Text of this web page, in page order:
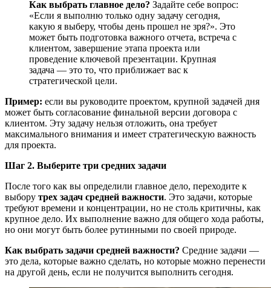
Как выбрать главное дело? Задайте себе вопрос:
«Если я выполню только одну задачу сегодня,
какую я выберу, чтобы день прошел не зря?». Это
может быть подготовка важного отчета, встреча с
клиентом, завершение этапа проекта или
проведение ключевой презентации. Крупная
задача — это то, что приближает вас к
стратегической цели.
Пример: если вы руководите проектом, крупной задачей дня
может быть согласование финальной версии договора с
клиентом. Эту задачу нельзя отложить, она требует
максимального внимания и имеет стратегическую важность
для проекта.
Шаг 2. Выберите три средних задачи
После того как вы определили главное дело, переходите к
выбору трех задач средней важности. Это задачи, которые
требуют времени и концентрации, но не столь критичны, как
крупное дело. Их выполнение важно для общего хода работы,
но они могут быть более рутинными по своей природе.
Как выбрать задачи средней важности? Средние задачи —
это дела, которые важно сделать, но которые можно перенести
на другой день, если не получится выполнить сегодня.